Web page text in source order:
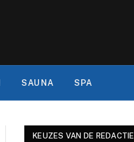
SAUNA SPA
KEUZES VAN DE REDACTIE